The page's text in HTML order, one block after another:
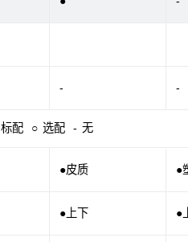
标配 ○ 选配 - 无
- -
●皮质 ●
●上下 ●